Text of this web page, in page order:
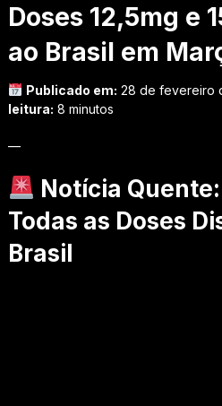
Doses 12,5mg e
ao Brasil em
Publicado em: 28 de fevereiro
leitura: 8 minutos
—
Notícia
Todas as Doses
Brasil